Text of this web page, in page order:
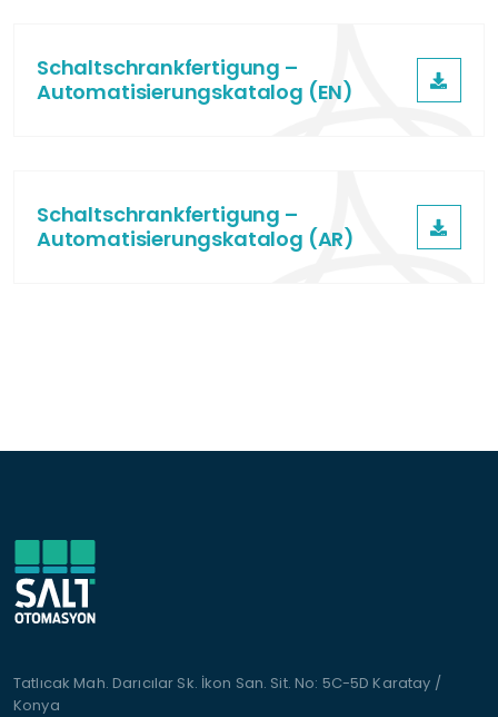
Schaltschrankfertigung –
Automatisierungskatalog (EN)
Schaltschrankfertigung –
Automatisierungskatalog (AR)
Tatlıcak Mah. Darıcılar Sk. İkon San. Sit. No: 5C-5D Karatay /
Konya